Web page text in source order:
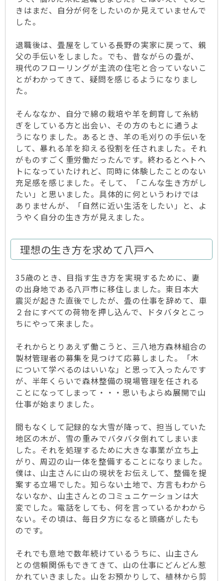
きはまだ、自分が何をしたいのか見えていませんで
した。
退職後は、畳屋をしている長野の実家に戻って、親
父の手伝いをしました。でも、昔ながらの畳が、
現代のフローリングが主流の住宅と合っていないこ
とがわかってきて、疑問を感じるようになりまし
た。
そんななか、自分で綿の栽培や羊を飼育して糸紡
ぎをしている方と出会い、その方のもとに通うよ
うになりました。あるとき、羊の毛刈りの手伝いを
して、暴れる羊を抑える役割を任されました。それ
がものすごく重労働だったんです。終わるとヘトヘ
トになっていたけれど、同時に体験したことのない
充足感を感じました。そして、「こんな生き方がし
たい」と思いました。具体的に何というわけでは
ありませんが、「自然に近い生活をしたい」と、よ
うやく自分の生き方が見えました。
理想の生き方を求めて八戸へ
35歳のとき、目指す生き方を実現するために、妻
の出身地である八戸市に移住しました。東日本大
震災が起きた直後でしたが、畳の仕事を辞めて、車
２台にすべての荷物を押し込んで、ドタバタとこっ
ちにやって来ました。
それからとりあえず働こうと、三八地方森林組合の
製材管理者の募集を見つけて応募しました。「木
について学べるのはいいな」と思って入ったんです
が、半年くらいで森林整備の現場管理を任される
ことになってしまって・・・思いもよらぬ展開で山
仕事が始まりました。
間もなくして記録的な大雪が降って、担当していた
地区の木が、雪の重みでバタバタ倒れてしまいま
した。それを処理するために大きな事業が立ち上
がり、周辺の山一体を整備することになりました。
僕は、山主さんに山の現状をお伝えして、整備を提
案する立場でした。知らない土地で、方言もわから
ないなか、山主さんとのコミュニケーションは大
変でした。電話をしても、何を言っているかわから
ない。その頃は、毎日夕方になると頭痛がしたも
のです。
それでも意地で数年続けているうちに、山主さん
との信頼関係もできてきて、山の仕事にどんどん惹
かれていきました。山をお預かりして、植林から剪